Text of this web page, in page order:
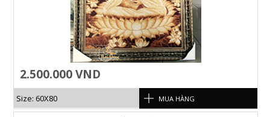
2.500.000 VND
Size: 60X80 MUA HÀNG